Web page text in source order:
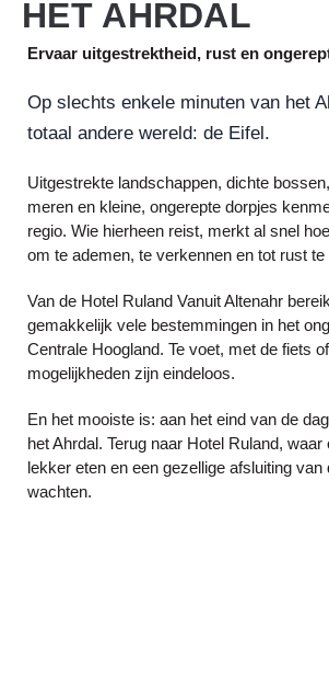
HET AHRDAL
Ervaar uitgestrektheid, rust en
Op slechts enkele minuten van het
totaal andere wereld: de Eifel.
Uitgestrekte landschappen, dichte
meren en kleine, ongerepte dorpjes
regio. Wie hierheen reist, merkt al snel
om te ademen, te verkennen en tot rust te
Van de Hotel Ruland Vanuit Altenahr
gemakkelijk vele bestemmingen in het
Centrale Hoogland. Te voet, met de fiets
mogelijkheden zijn eindeloos.
En het mooiste is: aan het eind van de
het Ahrdal. Terug naar Hotel Ruland, waar
lekker eten en een gezellige afsluiting van
wachten.